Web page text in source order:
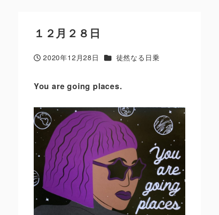
１２月２８日
投稿日
2020年12月28日 カテゴリー
徒然なる日乗
You are going places.